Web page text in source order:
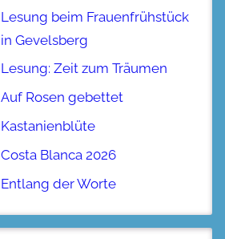
Lesung beim Frauenfrühstück
in Gevelsberg
Lesung: Zeit zum Träumen
Auf Rosen gebettet
Kastanienblüte
Costa Blanca 2026
Entlang der Worte